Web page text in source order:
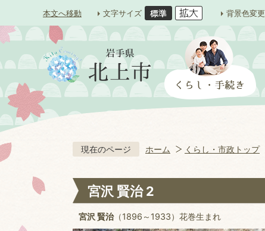
本文へ移動 文字サイズ 背景色変更
現在のページ ホーム くらし・市政トップ
宮沢 賢治 2
宮沢 賢治（1896～1933）花巻生まれ